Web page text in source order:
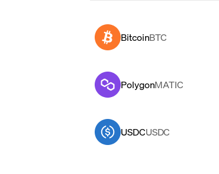
BitcoinBTC
PolygonMATIC
USDCUSDC